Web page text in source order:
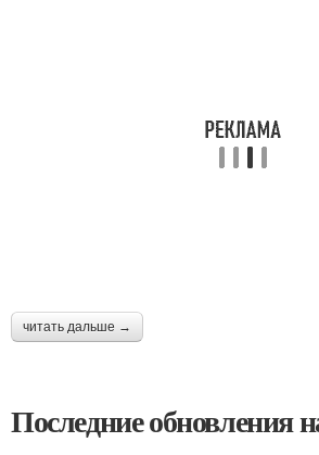
читать дальше →
Последние обновления